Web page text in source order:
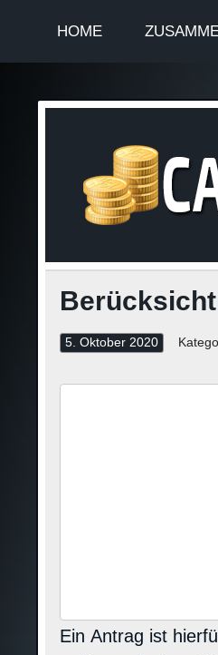
HOME
5. Oktober 2020
Ein Antrag ist